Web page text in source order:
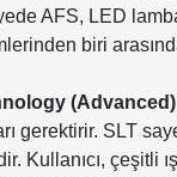
AFS, LED
biri
(Advanced)
gerektirir. SLT
Kullanıcı, çeşitli